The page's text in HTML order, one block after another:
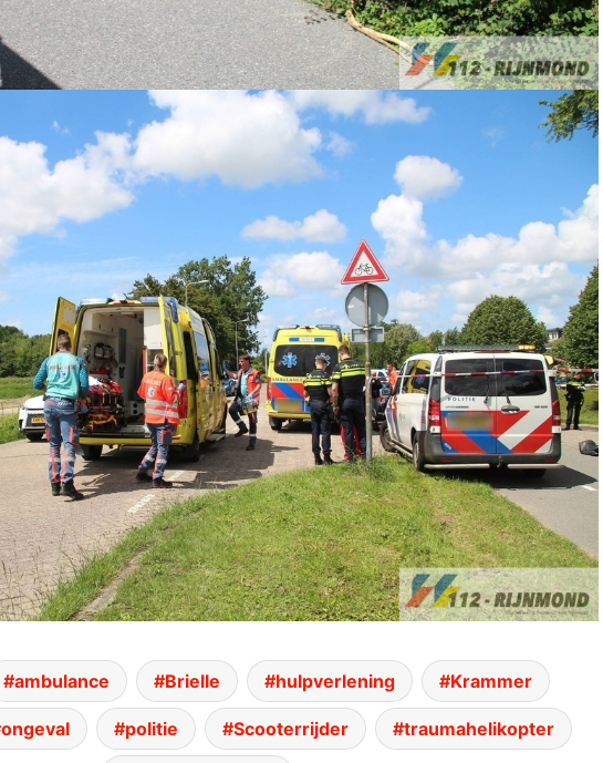
ambulance Brielle hulpverlening Krammer
ongeval politie Scooterrijder traumahelikopter